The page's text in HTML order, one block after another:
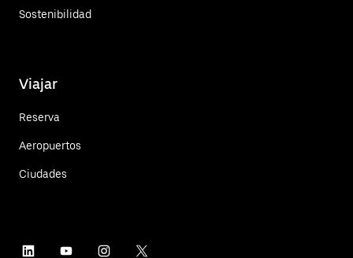
Sostenibilidad
Viajar
Reserva
Aeropuertos
Ciudades